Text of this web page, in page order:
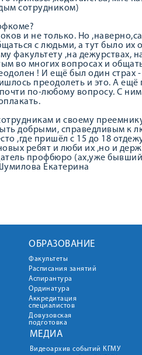
сотрудником)
и не только. Но
с людьми, а тут было
факультету ,на дежурствах,
во многих вопросах и
! И ещё был один страх
преодолеть и это. А
по-любому вопросу. С
и своему
добрыми, справедливым к
,где пришёл с 15 до 18
ребят и люби их ,но и
профбюро (ах,уже
Екатерина
ОБРАЗОВАНИЕ
Факультеты
Расписания занятий
Аспирантура
Ординатура
Аккредитация
специалистов
Довузовская
подготовка
МЕДИА
Видеоархив событий КГМУ